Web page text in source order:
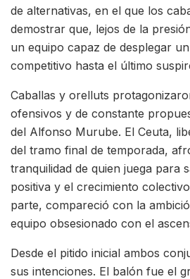
de alternativas, en el que los
demostrar que, lejos de la
un equipo capaz de desplegar
competitivo hasta el último
Caballas y orelluts
ofensivos y de constante
del Alfonso Murube. El Ceuta,
del tramo final de temporada,
tranquilidad de quien juega para
positiva y el crecimiento
parte, compareció con la
equipo obsesionado con el
Desde el pitido inicial ambos
sus intenciones. El balón fue el